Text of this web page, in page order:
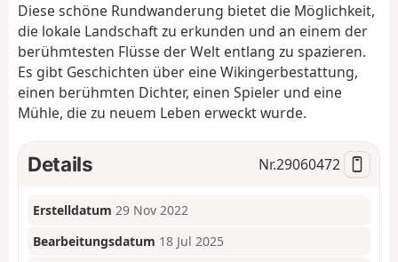
g
a
t
Diese schöne Rundwanderung bietet die Möglichkeit,
die lokale Landschaft zu erkunden und an einem der
berühmtesten Flüsse der Welt entlang zu spazieren.
Es gibt Geschichten über eine Wikingerbestattung,
einen berühmten Dichter, einen Spieler und eine
Mühle, die zu neuem Leben erweckt wurde.
Details Nr.29060472
Erstelldatum 29 Nov 2022
Bearbeitungsdatum 18 Jul 2025